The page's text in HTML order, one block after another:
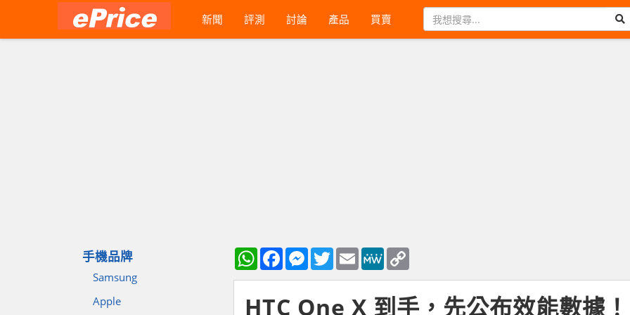
新聞 評測 討論 產品 買賣
手機品牌
Samsung
Apple
WhatsAppFacebookMessenger
TwitterEmail MeWe
HTC One X 到手，先公布效能數據！